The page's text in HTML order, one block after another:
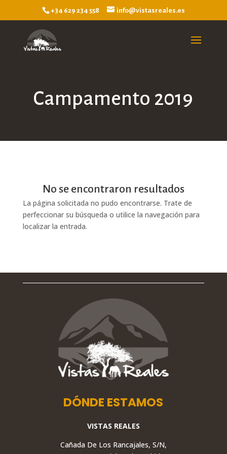
+34 629 234 558 info@vistasreales.es
Campamento 2019
No se encontraron resultados
La página solicitada no pudo encontrarse. Trate de
perfeccionar su búsqueda o utilice la navegación para
localizar la entrada.
DÓNDE ESTAMOS
VISTAS REALES
Cañada De Los Rancajales, S/N,